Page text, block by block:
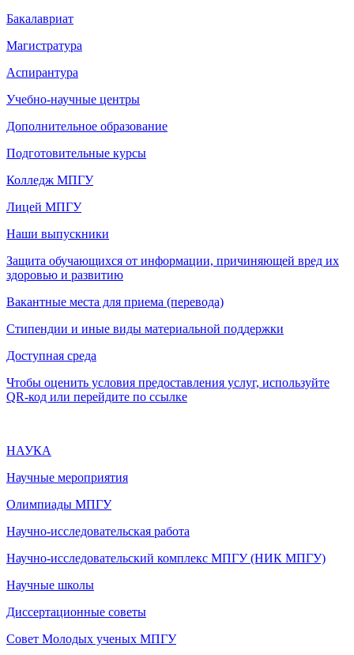
Бакалавриат
Магистратура
Аспирантура
Учебно-научные центры
Дополнительное образование
Подготовительные курсы
Колледж МПГУ
Лицей МПГУ
Наши выпускники
Защита обучающихся от информации, причиняющей вред их
здоровью и развитию
Вакантные места для приема (перевода)
Стипендии и иные виды материальной поддержки
Доступная среда
Чтобы оценить условия предоставления услуг, используйте
QR-код или перейдите по ссылке
НАУКА
Научные мероприятия
Олимпиады МПГУ
Научно-исследовательская работа
Научно-исследовательский комплекс МПГУ (НИК МПГУ)
Научные школы
Диссертационные советы
Совет Молодых ученых МПГУ